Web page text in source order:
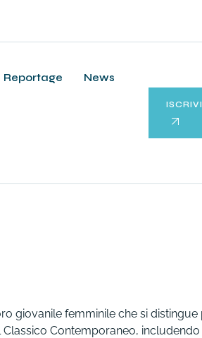
Reportage News
giovanile femminile che si
Contemporaneo, includendo